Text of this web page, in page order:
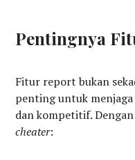
Pentingnya
Fitur report bukan
penting untuk
dan kompetitif.
cheater: